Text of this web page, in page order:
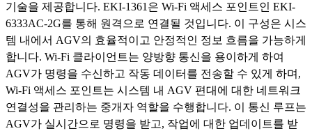
기술을 제공합니다. EKI-1361은 Wi-Fi 액세스 포인트인 EKI-
6333AC-2G를 통해 원격으로 연결될 것입니다. 이 구성은 시스
템 내에서 AGV의 효율적이고 안정적인 정보 흐름을 가능하게
합니다. Wi-Fi 클라이언트는 양방향 통신을 용이하게 하여
AGV가 명령을 수신하고 작동 데이터를 전송할 수 있게 하며,
Wi-Fi 액세스 포인트는 시스템 내 AGV 편대에 대한 네트워크
연결성을 관리하는 중개자 역할을 수행합니다. 이 통신 루프는
AGV가 실시간으로 명령을 받고, 작업에 대한 업데이트를 받